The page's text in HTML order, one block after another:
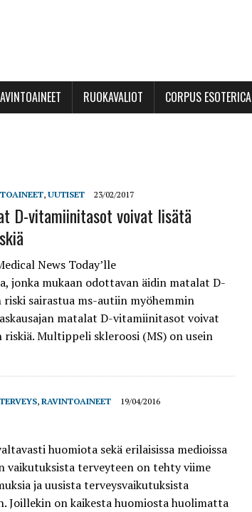
RUOKAVALIOT CORPUS ESOTERICA
, UUTISET 23/02/2017
D-vitamiinitasot voivat lisätä
News Today’lle
jonka mukaan odottavan äidin matalat D-
sairastua ms-autiin myöhemmin
matalat D-vitamiinitasot voivat
Multippeli skleroosi (MS) on usein
, RAVINTOAINEET 19/04/2016
huomiota sekä erilaisissa medioissa
vaikutuksista terveyteen on tehty viime
ja uusista terveysvaikutuksista
Joillekin on kaikesta huomiosta huolimatta